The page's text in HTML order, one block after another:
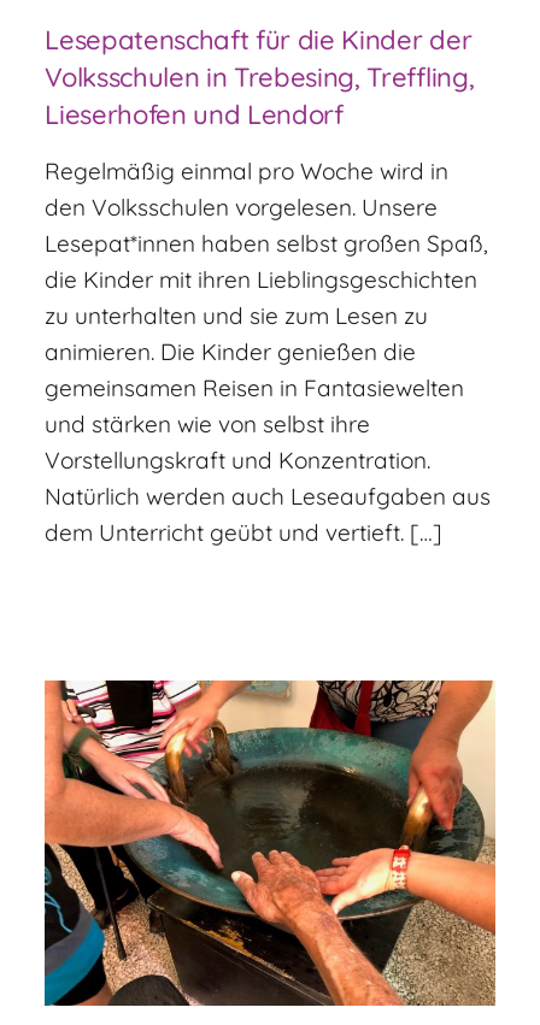
Lesepatenschaft für die Kinder der
Volksschulen in Trebesing, Treffling,
Lieserhofen und Lendorf
Regelmäßig einmal pro Woche wird in
den Volksschulen vorgelesen. Unsere
Lesepat*innen haben selbst großen Spaß,
die Kinder mit ihren Lieblingsgeschichten
zu unterhalten und sie zum Lesen zu
animieren. Die Kinder genießen die
gemeinsamen Reisen in Fantasiewelten
und stärken wie von selbst ihre
Vorstellungskraft und Konzentration.
Natürlich werden auch Leseaufgaben aus
dem Unterricht geübt und vertieft. […]